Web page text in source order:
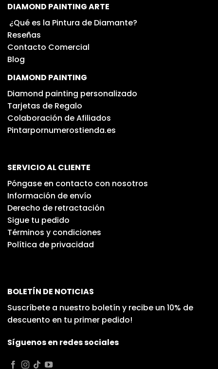
DIAMOND PAINTING ARTE
¿Qué es la Pintura de Diamante?
Reseñas
Contacto Comercial
Blog
DIAMOND PAINTING
Diamond painting personalizado
Tarjetas de Regalo
Colaboración de Afiliados
Pintarpornumerostienda.es
SERVICIO AL CLIENTE
Póngase en contacto con nosotros
Información de envío
Derecho de retractación
Sigue tu pedido
Términos y condiciones
Política de privacidad
BOLETÍN DE NOTICIAS
Suscríbete a nuestro boletín y recibe un 10% de
descuento en tu primer pedido!
Síguenos en redes sociales